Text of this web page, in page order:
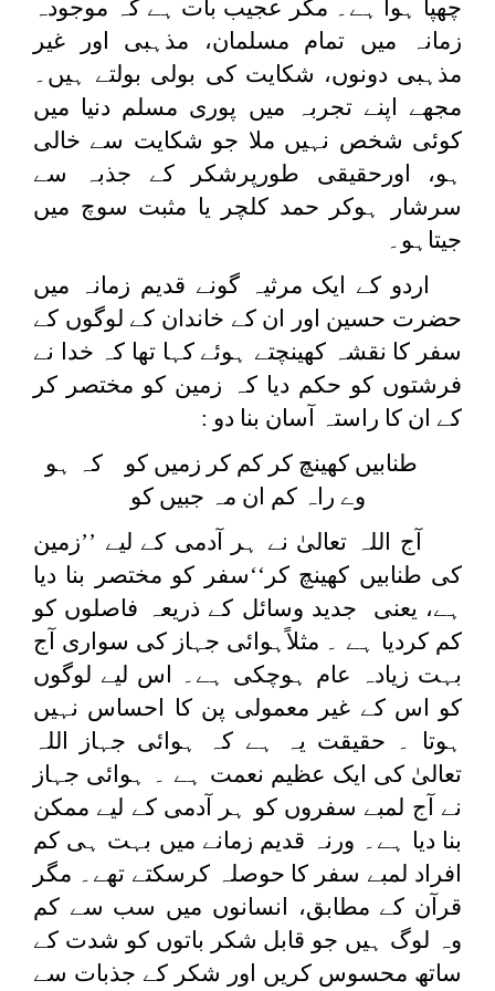
چھپا ہوا ہے۔ مگر عجیب بات ہے کہ موجودہ
زمانہ میں تمام مسلمان، مذہبی اور غیر
مذہبی دونوں، شکایت کی بولی بولتے ہیں۔
مجھے اپنے تجربہ میں پوری مسلم دنیا میں
کوئی شخص نہیں ملا جو شکایت سے خالی
ہو، اورحقیقی طورپرشکر کے جذبہ سے
سرشار ہوکر حمد کلچر یا مثبت سوچ میں
جیتاہو۔
اردو کے ایک مرثیہ گونے قدیم زمانہ میں
حضرت حسین اور ان کے خاندان کے لوگوں کے
سفر کا نقشہ کھینچتے ہوئے کہا تھا کہ خدا نے
فرشتوں کو حکم دیا کہ زمین کو مختصر کر
کے ان کا راستہ آسان بنا دو :
طنابیں کھینچ کر کم کر زمیں کو کہ ہو
وے راہ کم ان مہ جبیں کو
آج اللہ تعالیٰ نے ہر آدمی کے لیے ’’زمین
کی طنابیں کھینچ کر‘‘سفر کو مختصر بنا دیا
ہے، یعنی جدید وسائل کے ذریعہ فاصلوں کو
کم کردیا ہے ۔ مثلاًہوائی جہاز کی سواری آج
بہت زیادہ عام ہوچکی ہے۔ اس لیے لوگوں
کو اس کے غیر معمولی پن کا احساس نہیں
ہوتا ۔ حقیقت یہ ہے کہ ہوائی جہاز اللہ
تعالیٰ کی ایک عظیم نعمت ہے ۔ ہوائی جہاز
نے آج لمبے سفروں کو ہر آدمی کے لیے ممکن
بنا دیا ہے۔ ورنہ قدیم زمانے میں بہت ہی کم
افراد لمبے سفر کا حوصلہ کرسکتے تھے۔ مگر
قرآن کے مطابق، انسانوں میں سب سے کم
وہ لوگ ہیں جو قابل شکر باتوں کو شدت کے
ساتھ محسوس کریں اور شکر کے جذبات سے